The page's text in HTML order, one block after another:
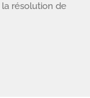
résolution de